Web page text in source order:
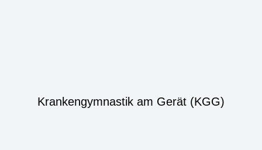
Krankengymnastik am Gerät (KGG)